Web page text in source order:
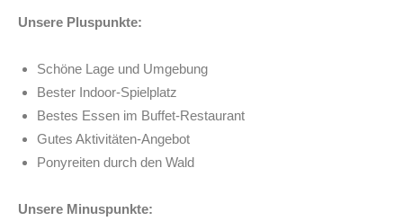
Unsere Pluspunkte:
Schöne Lage und Umgebung
Bester Indoor-Spielplatz
Bestes Essen im Buffet-Restaurant
Gutes Aktivitäten-Angebot
Ponyreiten durch den Wald
Unsere Minuspunkte: